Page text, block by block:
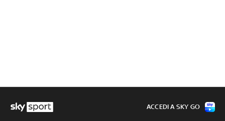
ACCEDI A SKY GO